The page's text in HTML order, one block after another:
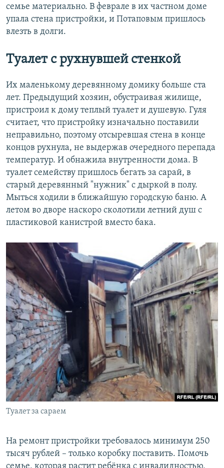
семье материально. В феврале в их частном доме
упала стена пристройки, и Потаповым пришлось
влезть в долги.
Туалет с рухнувшей стенкой
Их маленькому деревянному домику больше ста
лет. Предыдущий хозяин, обустраивая жилище,
пристроил к дому теплый туалет и душевую. Гуля
считает, что пристройку изначально поставили
неправильно, поэтому отсыревшая стена в конце
концов рухнула, не выдержав очередного перепада
температур. И обнажила внутренности дома. В
туалет семейству пришлось бегать за сарай, в
старый деревянный "нужник" с дыркой в полу.
Мыться ходили в ближайшую городскую баню. А
летом во дворе наскоро сколотили летний душ с
пластиковой канистрой вместо бака.
Туалет за сараем
На ремонт пристройки требовалось минимум 250
тысяч рублей – только коробку поставить. Помочь
семье, которая растит ребёнка с инвалидностью,